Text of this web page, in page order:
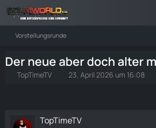
Vorstellungsrunde
Der neue aber doch alter
TopTimeTV 23. April 2026 um 16:08
TopTimeTV